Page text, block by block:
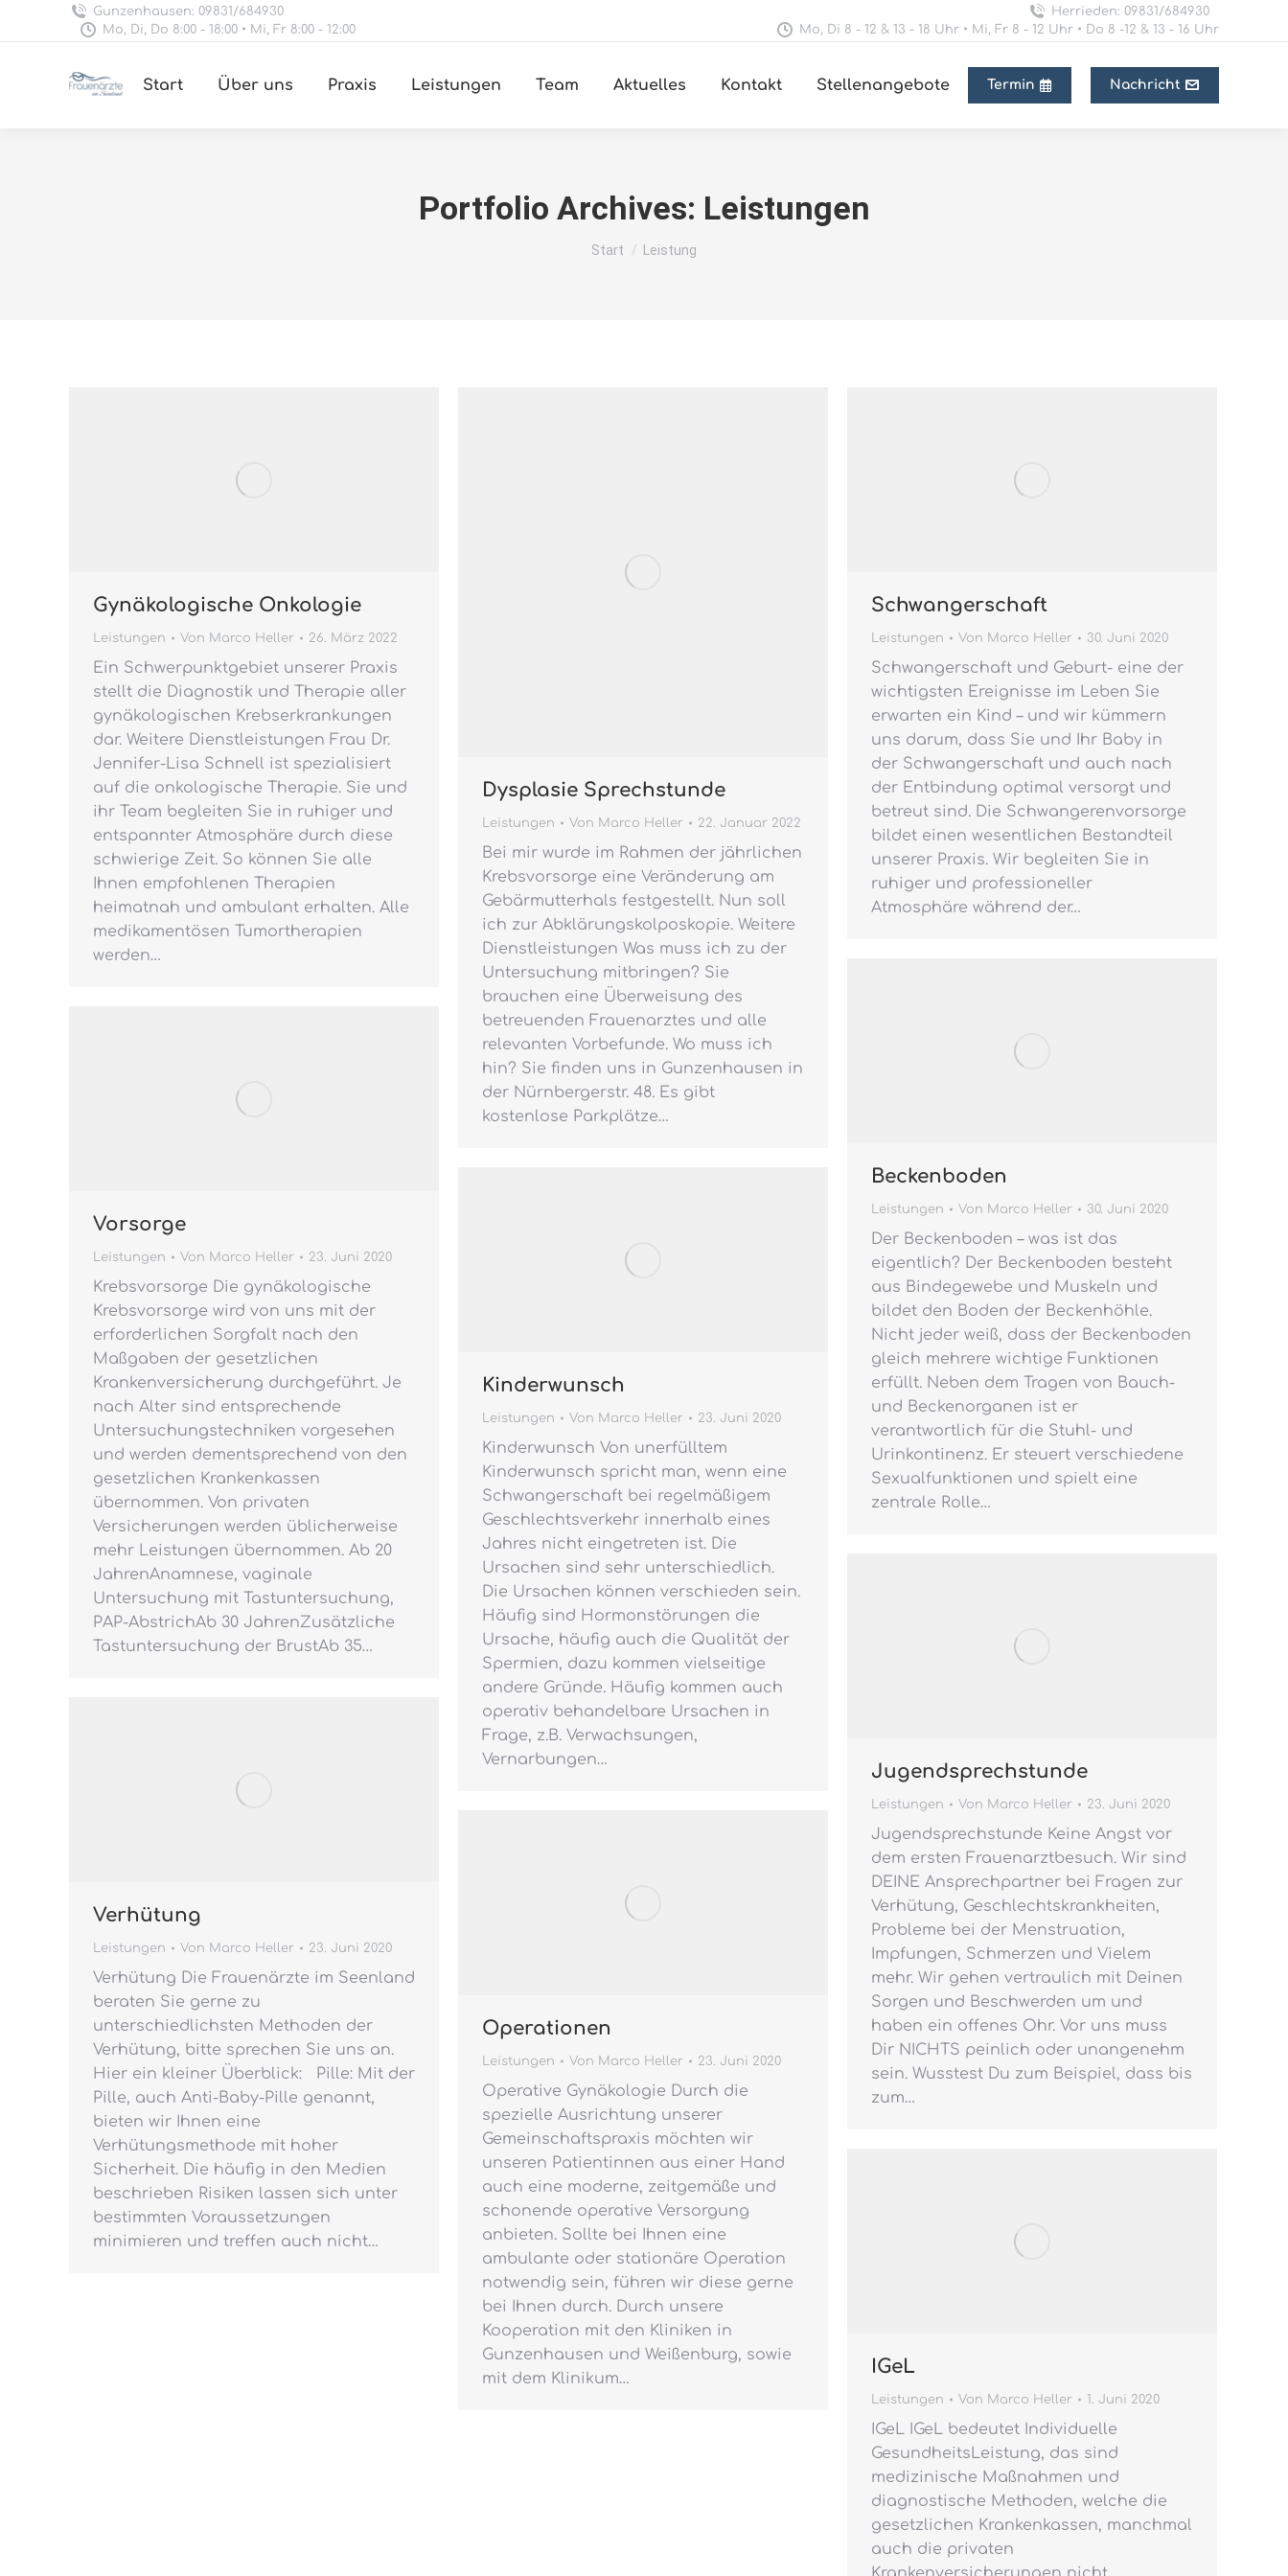
Gunzenhausen: 09831/684930
Mo, Di, Do 8:00 - 18:00 • Mi, Fr 8:00 - 12:00
Herrieden: 09831/684930
Mo, Di 8 - 12 & 13 - 18 Uhr • Mi, Fr 8 - 12 Uhr • Do 8 -12 & 13 - 16 Uhr
Start Über uns Praxis Leistungen Team Aktuelles Kontakt Stellenangebote Termin Nachricht
Portfolio Archives: Leistungen
Sie befinden sich hier:
Start Leistung
Gynäkologische Onkologie
Leistungen Von Marco Heller 26. März 2022
Ein Schwerpunktgebiet unserer Praxis
stellt die Diagnostik und Therapie aller
gynäkologischen Krebserkrankungen
dar. Weitere Dienstleistungen Frau Dr.
Jennifer-Lisa Schnell ist spezialisiert
auf die onkologische Therapie. Sie und
ihr Team begleiten Sie in ruhiger und
entspannter Atmosphäre durch diese
schwierige Zeit. So können Sie alle
Ihnen empfohlenen Therapien
heimatnah und ambulant erhalten. Alle
medikamentösen Tumortherapien
werden…
Dysplasie Sprechstunde
Leistungen Von Marco Heller 22. Januar 2022
Bei mir wurde im Rahmen der jährlichen
Krebsvorsorge eine Veränderung am
Gebärmutterhals festgestellt. Nun soll
ich zur Abklärungskolposkopie. Weitere
Dienstleistungen Was muss ich zu der
Untersuchung mitbringen? Sie
brauchen eine Überweisung des
betreuenden Frauenarztes und alle
relevanten Vorbefunde. Wo muss ich
hin? Sie finden uns in Gunzenhausen in
der Nürnbergerstr. 48. Es gibt
kostenlose Parkplätze…
Schwangerschaft
Leistungen Von Marco Heller 30. Juni 2020
Schwangerschaft und Geburt- eine der
wichtigsten Ereignisse im Leben Sie
erwarten ein Kind – und wir kümmern
uns darum, dass Sie und Ihr Baby in
der Schwangerschaft und auch nach
der Entbindung optimal versorgt und
betreut sind. Die Schwangerenvorsorge
bildet einen wesentlichen Bestandteil
unserer Praxis. Wir begleiten Sie in
ruhiger und professioneller
Atmosphäre während der…
Beckenboden
Leistungen Von Marco Heller 30. Juni 2020
Der Beckenboden – was ist das
eigentlich? Der Beckenboden besteht
aus Bindegewebe und Muskeln und
bildet den Boden der Beckenhöhle.
Nicht jeder weiß, dass der Beckenboden
gleich mehrere wichtige Funktionen
erfüllt. Neben dem Tragen von Bauch-
und Beckenorganen ist er
verantwortlich für die Stuhl- und
Urinkontinenz. Er steuert verschiedene
Sexualfunktionen und spielt eine
zentrale Rolle…
Vorsorge
Leistungen Von Marco Heller 23. Juni 2020
Krebsvorsorge Die gynäkologische
Krebsvorsorge wird von uns mit der
erforderlichen Sorgfalt nach den
Maßgaben der gesetzlichen
Krankenversicherung durchgeführt. Je
nach Alter sind entsprechende
Untersuchungstechniken vorgesehen
und werden dementsprechend von den
gesetzlichen Krankenkassen
übernommen. Von privaten
Versicherungen werden üblicherweise
mehr Leistungen übernommen. Ab 20
JahrenAnamnese, vaginale
Untersuchung mit Tastuntersuchung,
PAP-AbstrichAb 30 JahrenZusätzliche
Tastuntersuchung der BrustAb 35…
Kinderwunsch
Leistungen Von Marco Heller 23. Juni 2020
Kinderwunsch Von unerfülltem
Kinderwunsch spricht man, wenn eine
Schwangerschaft bei regelmäßigem
Geschlechtsverkehr innerhalb eines
Jahres nicht eingetreten ist. Die
Ursachen sind sehr unterschiedlich.
Die Ursachen können verschieden sein.
Häufig sind Hormonstörungen die
Ursache, häufig auch die Qualität der
Spermien, dazu kommen vielseitige
andere Gründe. Häufig kommen auch
operativ behandelbare Ursachen in
Frage, z.B. Verwachsungen,
Vernarbungen…
Jugendsprechstunde
Leistungen Von Marco Heller 23. Juni 2020
Jugendsprechstunde Keine Angst vor
dem ersten Frauenarztbesuch. Wir sind
DEINE Ansprechpartner bei Fragen zur
Verhütung, Geschlechtskrankheiten,
Probleme bei der Menstruation,
Impfungen, Schmerzen und Vielem
mehr. Wir gehen vertraulich mit Deinen
Sorgen und Beschwerden um und
haben ein offenes Ohr. Vor uns muss
Dir NICHTS peinlich oder unangenehm
sein. Wusstest Du zum Beispiel, dass bis
zum…
Verhütung
Leistungen Von Marco Heller 23. Juni 2020
Verhütung Die Frauenärzte im Seenland
beraten Sie gerne zu
unterschiedlichsten Methoden der
Verhütung, bitte sprechen Sie uns an.
Hier ein kleiner Überblick: Pille: Mit der
Pille, auch Anti-Baby-Pille genannt,
bieten wir Ihnen eine
Verhütungsmethode mit hoher
Sicherheit. Die häufig in den Medien
beschrieben Risiken lassen sich unter
bestimmten Voraussetzungen
minimieren und treffen auch nicht…
Operationen
Leistungen Von Marco Heller 23. Juni 2020
Operative Gynäkologie Durch die
spezielle Ausrichtung unserer
Gemeinschaftspraxis möchten wir
unseren Patientinnen aus einer Hand
auch eine moderne, zeitgemäße und
schonende operative Versorgung
anbieten. Sollte bei Ihnen eine
ambulante oder stationäre Operation
notwendig sein, führen wir diese gerne
bei Ihnen durch. Durch unsere
Kooperation mit den Kliniken in
Gunzenhausen und Weißenburg, sowie
mit dem Klinikum…
IGeL
Leistungen Von Marco Heller 1. Juni 2020
IGeL IGeL bedeutet Individuelle
GesundheitsLeistung, das sind
medizinische Maßnahmen und
diagnostische Methoden, welche die
gesetzlichen Krankenkassen, manchmal
auch die privaten